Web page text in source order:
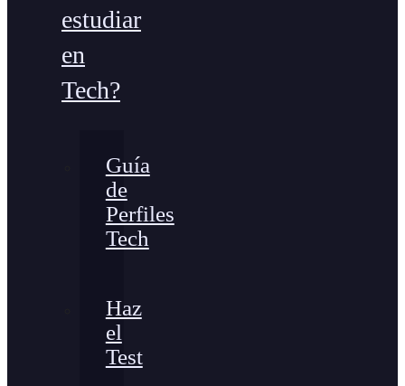
estudiar
en
Tech?
Guía
de
Perfiles
Tech
Haz
el
Test